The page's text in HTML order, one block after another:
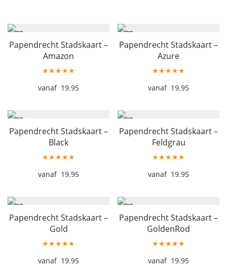
Papendrecht Stadskaart –
Amazon
★★★★★
19.95
Papendrecht Stadskaart –
Azure
★★★★★
19.95
Papendrecht Stadskaart –
Black
★★★★★
19.95
Papendrecht Stadskaart –
Feldgrau
★★★★★
19.95
Papendrecht Stadskaart –
Gold
★★★★★
19.95
Papendrecht Stadskaart –
GoldenRod
★★★★★
19.95